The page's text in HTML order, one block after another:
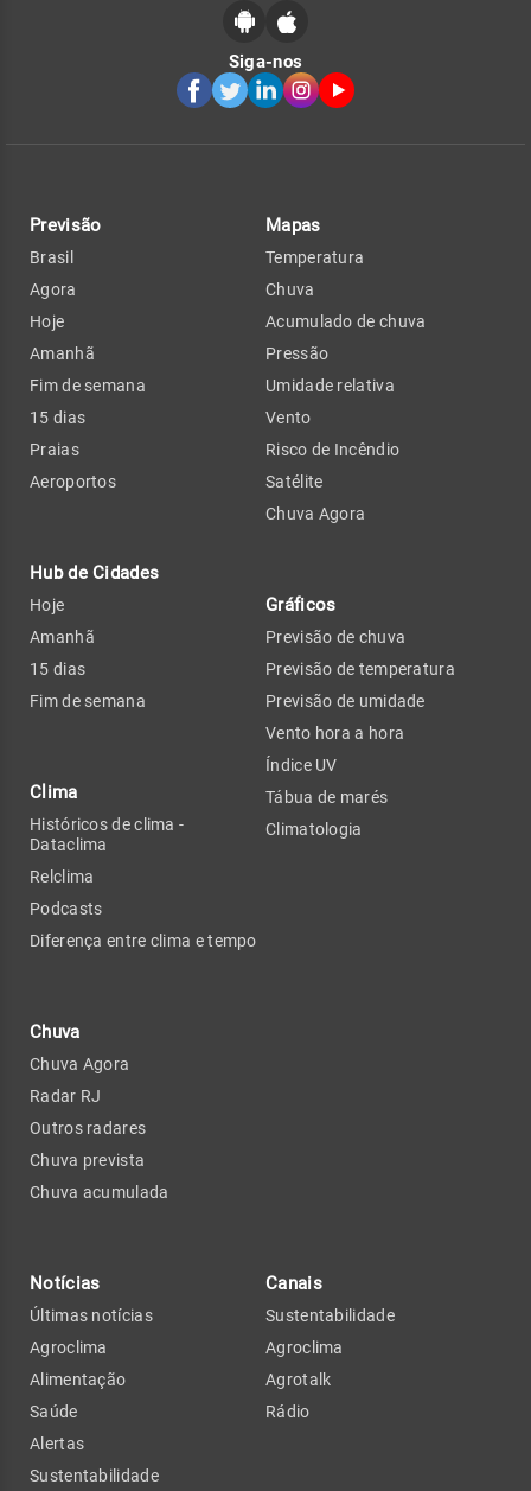
Siga-nos
Previsão
Brasil
Agora
Hoje
Amanhã
Fim de semana
15 dias
Praias
Aeroportos
Hub de Cidades
Hoje
Amanhã
15 dias
Fim de semana
Clima
Históricos de clima -
Dataclima
Relclima
Podcasts
Diferença entre clima e tempo
Chuva
Chuva Agora
Radar RJ
Outros radares
Chuva prevista
Chuva acumulada
Mapas
Temperatura
Chuva
Acumulado de chuva
Pressão
Umidade relativa
Vento
Risco de Incêndio
Satélite
Chuva Agora
Gráficos
Previsão de chuva
Previsão de temperatura
Previsão de umidade
Vento hora a hora
Índice UV
Tábua de marés
Climatologia
Notícias
Últimas notícias
Agroclima
Alimentação
Saúde
Alertas
Sustentabilidade
Canais
Sustentabilidade
Agroclima
Agrotalk
Rádio